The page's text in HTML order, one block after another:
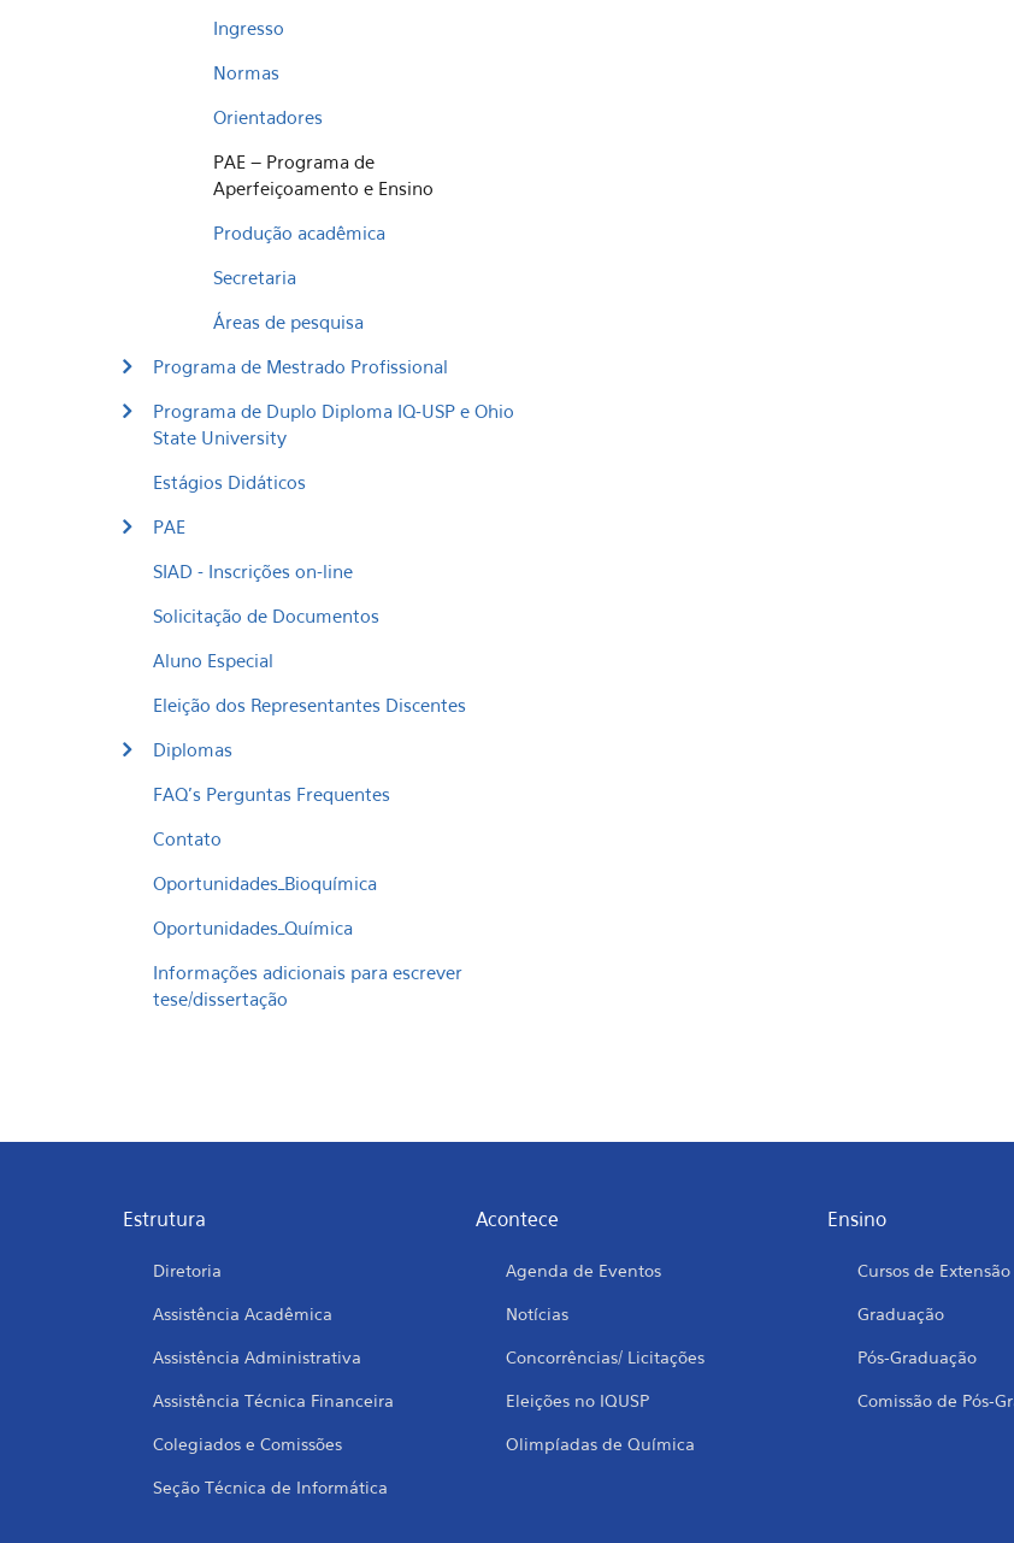
Ingresso
Normas
Orientadores
PAE – Programa de
Aperfeiçoamento e Ensino
Produção acadêmica
Secretaria
Áreas de pesquisa
Programa de Mestrado Profissional
Programa de Duplo Diploma IQ-USP e Ohio
State University
Estágios Didáticos
PAE
SIAD - Inscrições on-line
Solicitação de Documentos
Aluno Especial
Eleição dos Representantes Discentes
Diplomas
FAQ's Perguntas Frequentes
Contato
Oportunidades_Bioquímica
Oportunidades_Química
Informações adicionais para escrever
tese/dissertação
Estrutura
Diretoria
Assistência Acadêmica
Assistência Administrativa
Assistência Técnica Financeira
Colegiados e Comissões
Seção Técnica de Informática
Acontece
Agenda de Eventos
Notícias
Concorrências/ Licitações
Eleições no IQUSP
Olimpíadas de Química
Ensino
Cursos de Extensão
Graduação
Pós-Graduação
Comissão de Pós-